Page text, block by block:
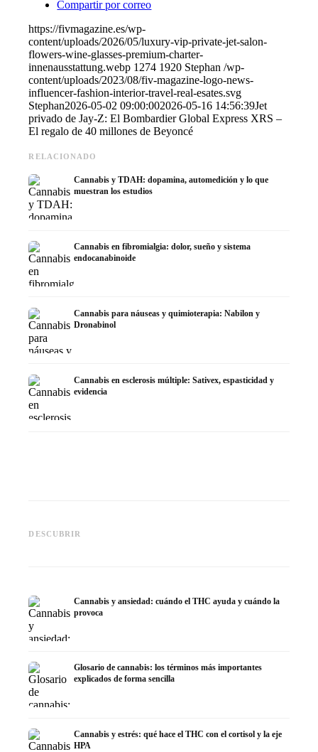
Compartir por correo
https://fivmagazine.es/wp-
content/uploads/2026/05/luxury-vip-private-jet-salon-
flowers-wine-glasses-premium-charter-
innenausstattung.webp 1274 1920 Stephan /wp-
content/uploads/2023/08/fiv-magazine-logo-news-
influencer-fashion-interior-travel-real-esates.svg
Stephan2026-05-02 09:00:002026-05-16 14:56:39Jet
privado de Jay-Z: El Bombardier Global Express XRS –
El regalo de 40 millones de Beyoncé
RELACIONADO
Cannabis y TDAH: dopamina, automedición y lo que
muestran los estudios
Cannabis en fibromialgia: dolor, sueño y sistema
endocanabinoide
Cannabis para náuseas y quimioterapia: Nabilon y
Dronabinol
Cannabis en esclerosis múltiple: Sativex, espasticidad y
evidencia
DESCUBRIR
la investigación
Cannabis y ansiedad: cuándo el THC ayuda y cuándo la
provoca
Glosario de cannabis: los términos más importantes
explicados de forma sencilla
Cannabis y estrés: qué hace el THC con el cortisol y la eje
HPA